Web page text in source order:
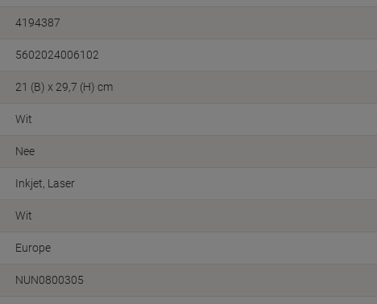
4194387
5602024006102
21 (B) x 29,7 (H) cm
Wit
Nee
Inkjet Laser
Wit
Europe
NUN0800305